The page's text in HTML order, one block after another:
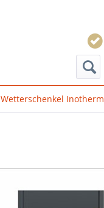
Wetterschenkel Inotherm